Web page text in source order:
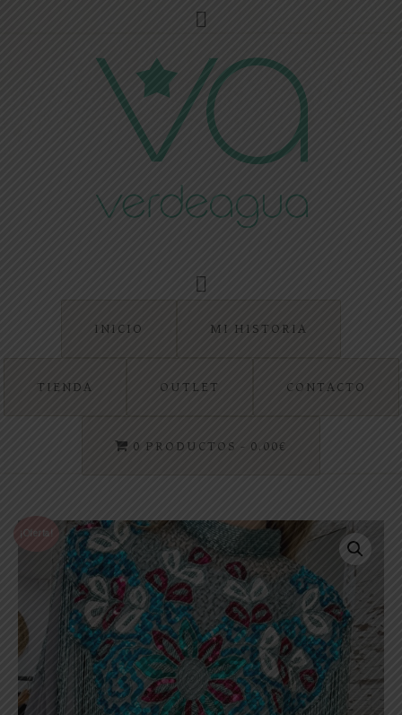
INICIO MI HISTORIA
TIENDA OUTLET CONTACTO
0 PRODUCTOS 0.00€
¡Oferta!